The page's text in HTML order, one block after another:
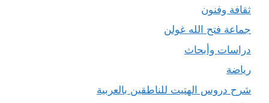
ثقافة وفنون
جماعة فتح الله غولن
دراسات وأبحاث
رياضة
شرح دروس الهتيت للناطقين بالعربية